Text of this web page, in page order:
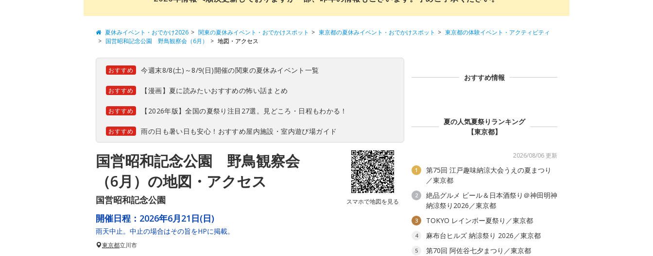
夏休みイベント・おでかけ2026 関東の夏休みイベント・おでかけスポット 東京都の夏休みイベント・おでかけスポット
東京都の体験イベント・アクティビティ
国営昭和記念公園 野鳥観察会（6月）
地図・アクセス
おすすめ 今週末8/8(土)～8/9(日)開催の関東の夏休みイベント一覧
おすすめ 【漫画】夏に読みたいおすすめの怖い話まとめ
おすすめ 【2026年版】全国の夏祭り注目27選。見どころ・日程もわかる！
おすすめ 雨の日も暑い日も安心！おすすめ屋内施設・室内遊び場ガイド
国営昭和記念公園 野鳥観察会
（6月）の地図・アクセス
国営昭和記念公園 スマホで地図を見る
開催日程： 2026年6月21日(日)
雨天中止。中止の場合はその旨をHPに掲載。
東京都立川市
おすすめ情報
夏の人気夏祭りランキング
【東京都】
2026/08/06 更新
1
第75回 江戸趣味納涼大会うえの夏まつり
／東京都
2
絶品グルメ ビール＆日本酒祭り＠神田明神
納涼祭り2026／東京都
3 TOKYO レインボー夏祭り／東京都
4 麻布台ヒルズ 納涼祭り 2026／東京都
5
第70回 阿佐谷七夕まつり／東京都